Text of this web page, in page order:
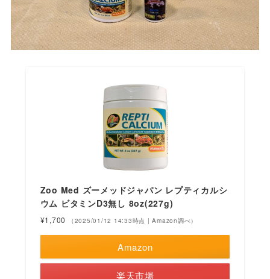
Zoo Med ズーメッドジャパン レプティカルシ
ウム ビタミンD3無し 8oz(227g)
¥1,700 （2025/01/12 14:33時点 | Amazon調べ）
Amazon
楽天市場